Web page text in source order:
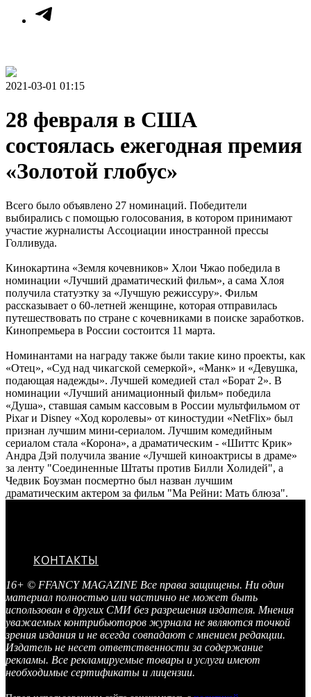
2021-03-01 01:15
28 февраля в США
состоялась ежегодная премия
«Золотой глобус»
Всего было объявлено 27 номинаций. Победители
выбирались с помощью голосования, в котором принимают
участие журналисты Ассоциации иностранной прессы
Голливуда.
Кинокартина «Земля кочевников» Хлои Чжао победила в
номинации «Лучший драматический фильм», а сама Хлоя
получила статуэтку за «Лучшую режиссуру». Фильм
рассказывает о 60-летней женщине, которая отправилась
путешествовать по стране с кочевниками в поиске заработков.
Кинопремьера в России состоится 11 марта.
Номинантами на награду также были такие кино проекты, как
«Отец», «Суд над чикагской семеркой», «Манк» и «Девушка,
подающая надежды». Лучшей комедией стал «Борат 2». В
номинации «Лучший анимационный фильм» победила
«Душа», ставшая самым кассовым в России мультфильмом от
Pixar и Disney «Ход королевы» от киностудии «NetFlix» был
признан лучшим мини-сериалом. Лучшим комедийным
сериалом стала «Корона», а драматическим - «Шиттс Крик»
Андра Дэй получила звание «Лучшей киноактрисы в драме»
за ленту "Соединенные Штаты против Билли Холидей", а
Чедвик Боузман посмертно был назван лучшим
драматическим актером за фильм "Ма Рейни: Мать блюза".
КОНТАКТЫ
16+ © FFANCY MAGAZINE Все права защищены. Ни один
материал полностью или частично не может быть
использован в других СМИ без разрешения издателя. Мнения
уважаемых контрибьюторов журнала не являются точкой
зрения издания и не всегда совпадают с мнением редакции.
Издатель не несет ответственности за содержание
рекламы. Все рекламируемые товары и услуги имеют
необходимые сертификаты и лицензии.